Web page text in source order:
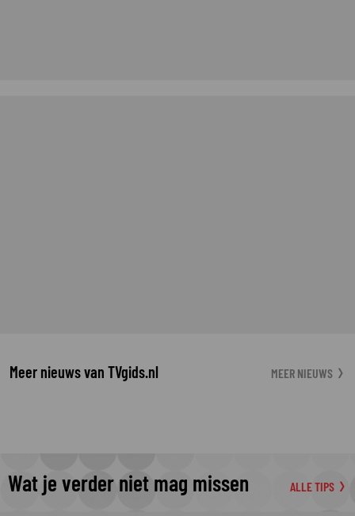
Meer nieuws van TVgids.nl MEER NIEUWS
Wat je verder niet mag missen ALLE TIPS